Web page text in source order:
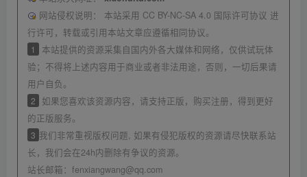
网站侵权说明：
本站采用 CC BY-NC-SA 4.0 国际许可协议 进
行许可，转载或引用本站文章应遵循相同协议。
1
本站提供的资源采集自国内外各大媒体和网络，仅供试玩体
验；不得将上述内容用于商业或者非法用途，否则，一切后果请
用户自负。
2
如果您喜欢该资源内容，请支持正版，购买注册，得到更好
的正版服务。
3 我们非常重视版权问题, 如果有侵犯版权的资源请尽快联系站
长，我们会在24h内删除有争议的资源。
站长邮箱： fenxiangwang@qq.com